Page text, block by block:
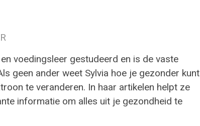
voedingsleer gestudeerd en is de vaste
geen ander weet Sylvia hoe je gezonder kunt
te veranderen. In haar artikelen helpt ze
informatie om alles uit je gezondheid te